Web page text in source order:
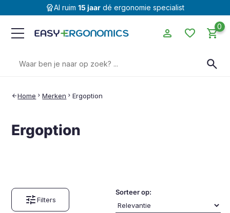
editor_choiceAl ruim 15 jaar dé ergonomie specialist
search
person favorite 0
shopping_cart
arrow_backHome chevron_rightMerken chevron_rightErgoption
Ergoption
tuneFilters
Sorteer op: